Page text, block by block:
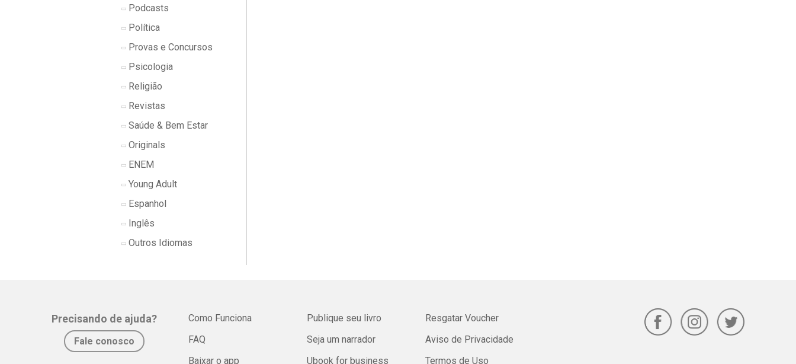
Podcasts
Política
Provas e Concursos
Psicologia
Religião
Revistas
Saúde & Bem Estar
Originals
ENEM
Young Adult
Espanhol
Inglês
Outros Idiomas
Precisando de ajuda?
Fale conosco
Como Funciona
FAQ
Baixar o app
Publique seu livro
Seja um narrador
Ubook for business
Resgatar Voucher
Aviso de Privacidade
Termos de Uso